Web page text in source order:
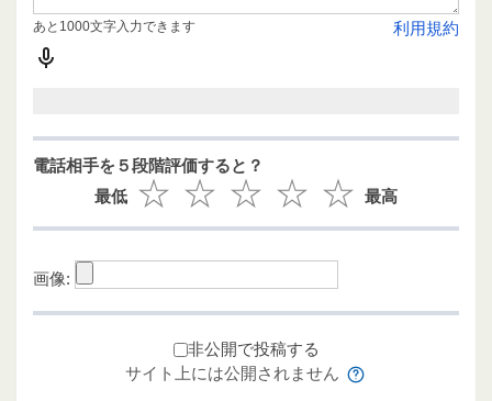
利用規約
あと1000文字入力できます
電話相手を５段階評価すると？
最低
最高
画像:
非公開で投稿する
サイト上には公開されません